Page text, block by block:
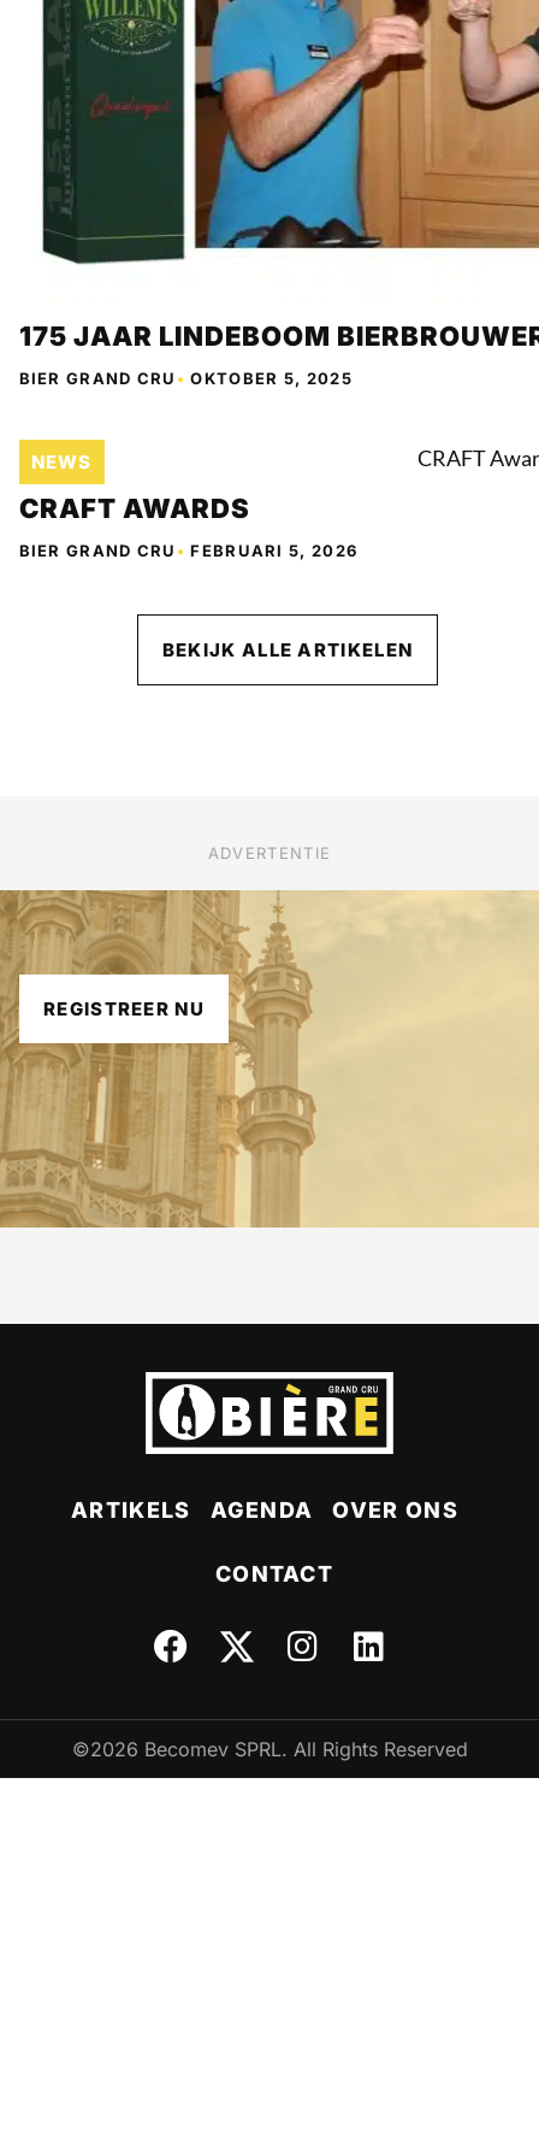
175 JAAR LINDEBOOM
BIER GRAND CRU •OKTOBER 5, 2025
NEWS
CRAFT AWARDS
BIER GRAND CRU •FEBRUARI 5, 2026
BEKIJK ALLE ARTIKELEN
ADVERTENTIE
REGISTREER NU
ARTIKELS AGENDA OVER ONS
CONTACT
©2026 Becomev SPRL. All Rights Reserved